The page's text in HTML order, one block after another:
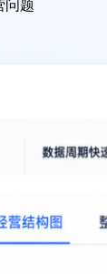
问题